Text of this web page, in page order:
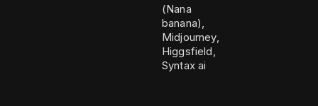
(Nana
banana),
Midjourney,
Higgsfield,
Syntax ai